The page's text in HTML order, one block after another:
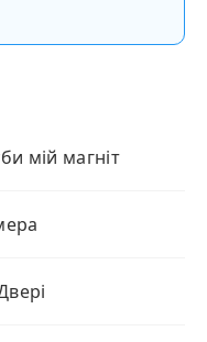
мій магніт